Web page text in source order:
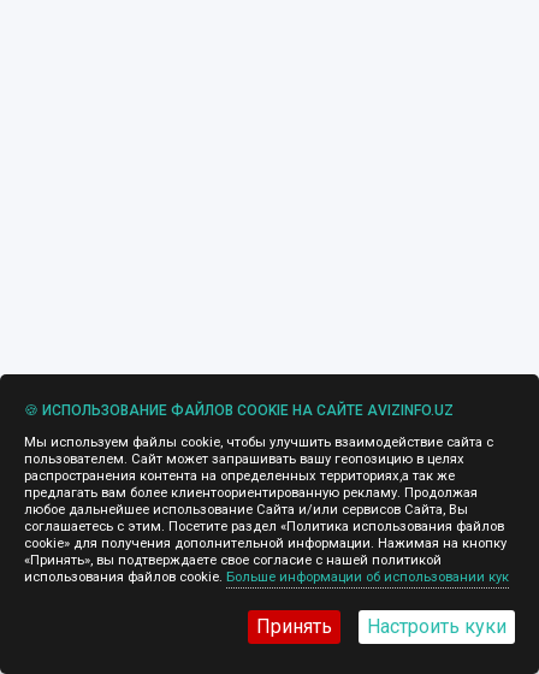
🍪 ИСПОЛЬЗОВАНИЕ ФАЙЛОВ COOKIE НА САЙТЕ AVIZINFO.UZ
Мы используем файлы cookie, чтобы улучшить взаимодействие сайта с
пользователем. Сайт может запрашивать вашу геопозицию в целях
распространения контента на определенных территориях,а так же
предлагать вам более клиентоориентированную рекламу. Продолжая
любое дальнейшее использование Сайта и/или сервисов Сайта, Вы
соглашаетесь с этим. Посетите раздел «Политика использования файлов
cookie» для получения дополнительной информации. Нажимая на кнопку
«Принять», вы подтверждаете свое согласие с нашей политикой
использования файлов cookie. Больше информации об использовании кук
Принять Настроить куки